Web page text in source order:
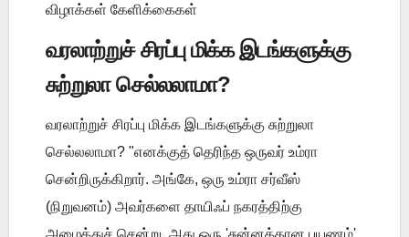
விழாக்கள் கேளிக்கைகள்
வரலாற்றுச் சிரப்பு மிக்க இடங்களுக்கு
சுற்றுலா செல்லலாமா?
வரலாற்றுச் சிரப்பு மிக்க இடங்களுக்கு சுற்றுலா
செல்லலாமா? "எனக்குத் தெரிந்த ஒருவர் உம்ரா
சென்றிருக்கிறார். அங்கே, ஒரு உம்ரா சர்வீஸ்
(நிறுவனம்) அவர்களை தாயிஃப் நகரத்திற்கு